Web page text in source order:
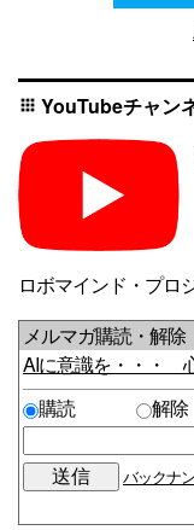
apps YouTubeチャン
ロボマインド・プロ
メルマガ購読・解除
AIに意識を・・・
購読
解除
バックナ